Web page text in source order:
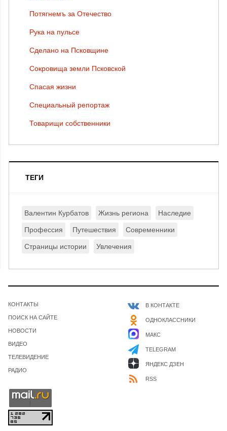
Потягнемъ за Отечество
Рука на пульсе
Сделано на Псковщине
Сокровища земли Псковской
Спасая жизни
Специальный репортаж
Товарищи собственники
ТЕГИ
Валентин Курбатов Жизнь региона Наследие
Профессия Путешествия Современники
Страницы истории Увлечения
КОНТАКТЫ
ПОИСК НА САЙТЕ
НОВОСТИ
ВИДЕО
ТЕЛЕВИДЕНИЕ
РАДИО
В КОНТАКТЕ
ОДНОКЛАССНИКИ
МАКС
TELEGRAM
ЯНДЕКС ДЗЕН
RSS